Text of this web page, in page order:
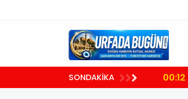
SONDAKİKA 00:12